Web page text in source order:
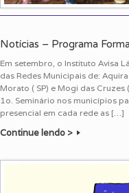
Notícias – Programa
Em setembro, o Instituto Avisa
das Redes Municipais de:
Morato ( SP) e Mogi das Cruzes
1o. Seminário nos municípios
presencial em cada rede as […]
Continue lendo >